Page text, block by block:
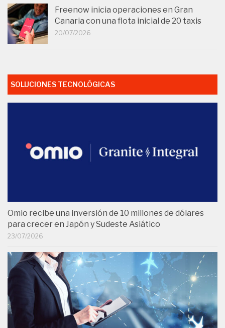
Freenow inicia operaciones en Gran
Canaria con una flota inicial de 20 taxis
20/07/2026
SOLUCIONES TECNOLÓGICAS
Omio recibe una inversión de 10 millones de dólares
para crecer en Japón y Sudeste Asiático
23/07/2026